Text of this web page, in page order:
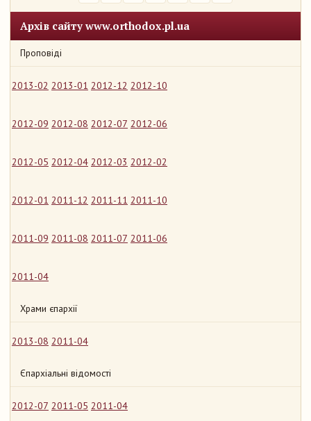
Архів сайту www.orthodox.pl.ua
Проповіді
2013-02 2013-01 2012-12 2012-10
2012-09 2012-08 2012-07 2012-06
2012-05 2012-04 2012-03 2012-02
2012-01 2011-12 2011-11 2011-10
2011-09 2011-08 2011-07 2011-06
2011-04
Храми єпархії
2013-08 2011-04
Єпархіальні відомості
2012-07 2011-05 2011-04